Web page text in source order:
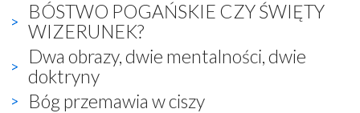
BÓSTWO POGAŃSKIE CZY ŚWIĘTY
WIZERUNEK?
Dwa obrazy, dwie mentalności, dwie
doktryny
Bóg przemawia w ciszy